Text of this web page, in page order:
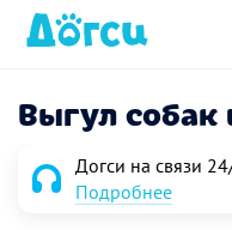
Выгул собак
Догси на связи
Подробнее